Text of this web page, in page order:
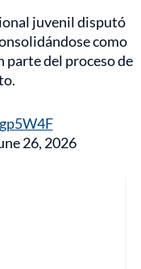
juvenil disputó
como
parte del proceso de
26, 2026